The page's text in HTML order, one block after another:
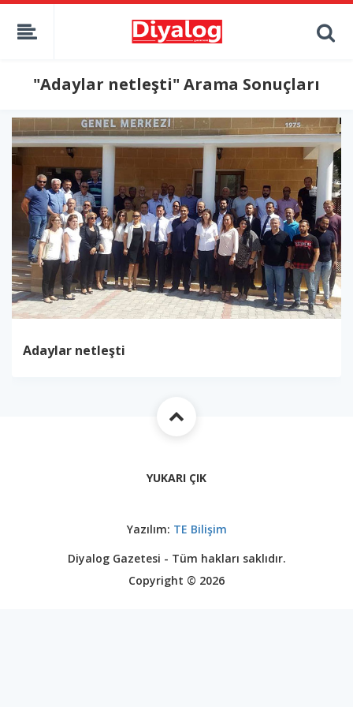
"Adaylar netleşti" Arama Sonuçları
Adaylar netleşti
YUKARI ÇIK
Yazılım: TE Bilişim
Diyalog Gazetesi - Tüm hakları saklıdır.
Copyright © 2026